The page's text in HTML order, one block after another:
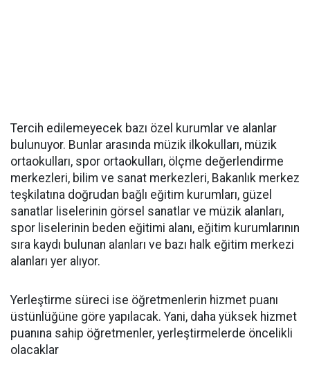
Tercih edilemeyecek bazı özel kurumlar ve alanlar
bulunuyor. Bunlar arasında müzik ilkokulları, müzik
ortaokulları, spor ortaokulları, ölçme değerlendirme
merkezleri, bilim ve sanat merkezleri, Bakanlık merkez
teşkilatına doğrudan bağlı eğitim kurumları, güzel
sanatlar liselerinin görsel sanatlar ve müzik alanları,
spor liselerinin beden eğitimi alanı, eğitim kurumlarının
sıra kaydı bulunan alanları ve bazı halk eğitim merkezi
alanları yer alıyor.
Yerleştirme süreci ise öğretmenlerin hizmet puanı
üstünlüğüne göre yapılacak. Yani, daha yüksek hizmet
puanına sahip öğretmenler, yerleştirmelerde öncelikli
olacaklar